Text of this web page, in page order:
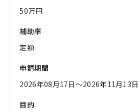
50万円
補助率
定額
申請期間
2026年08月17日〜2026年11月13日
目的